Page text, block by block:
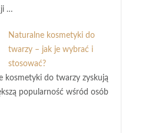
…
Naturalne kosmetyki do
twarzy – jak je wybrać i
stosować?
kosmetyki do twarzy zyskują
popularność wśród osób